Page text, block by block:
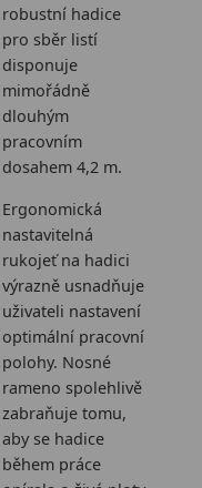
robustní hadice
pro sběr listí
disponuje
mimořádně
dlouhým
pracovním
dosahem 4,2 m.
Ergonomická
nastavitelná
rukojeť na hadici
výrazně usnadňuje
uživateli nastavení
optimální pracovní
polohy. Nosné
rameno spolehlivě
zabraňuje tomu,
aby se hadice
během práce